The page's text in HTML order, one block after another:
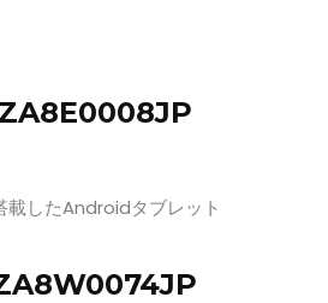
載したAndroidタブレット